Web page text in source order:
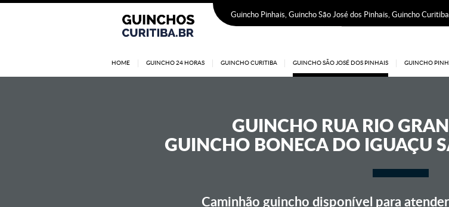
Guincho Pinhais, Guincho São José dos Pinhais, Guincho
HOME GUINCHO 24 HORAS GUINCHO CURITIBA GUINCHO SÃO JOSÉ DOS PINHAIS GUINCHO
GUINCHO RUA RIO
GUINCHO BONECA DO IGUAÇU
Caminhão guincho disponível para